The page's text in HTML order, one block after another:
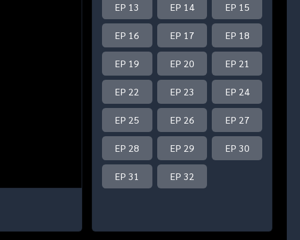
EP 13 EP 14 EP 15
EP 16 EP 17 EP 18
EP 19 EP 20 EP 21
EP 22 EP 23 EP 24
EP 25 EP 26 EP 27
EP 28 EP 29 EP 30
EP 31 EP 32